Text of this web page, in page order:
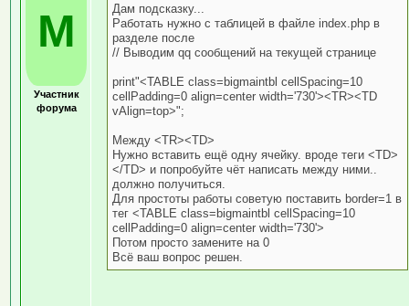
M
Участник
форума
Дам подсказку...
Работать нужно с таблицей в файле index.php в
разделе после
// Выводим qq сообщений на текущей странице
print"<TABLE class=bigmaintbl cellSpacing=10
cellPadding=0 align=center width='730'><TR><TD
vAlign=top>";
Между <TR><TD>
Нужно вставить ещё одну ячейку. вроде теги <TD>
</TD> и попробуйте чёт написать между ними..
должно получиться.
Для простоты работы советую поставить border=1 в
тег <TABLE class=bigmaintbl cellSpacing=10
cellPadding=0 align=center width='730'>
Потом просто замените на 0
Всё ваш вопрос решен.